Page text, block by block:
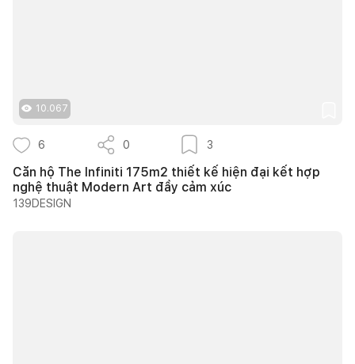
10.067
6 0 3
Căn hộ The Infiniti 175m2 thiết kế hiện đại kết hợp
nghệ thuật Modern Art đầy cảm xúc
139DESIGN